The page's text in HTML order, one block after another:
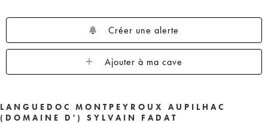
Créer une alerte
Ajouter à ma cave
LANGUEDOC MONTPEYROUX AUPILHAC
(DOMAINE D') SYLVAIN FADAT